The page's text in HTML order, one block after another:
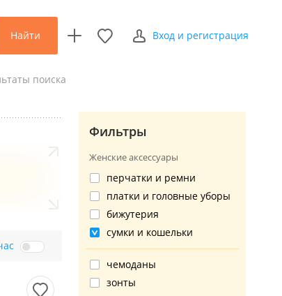
Найти Вход и регистрация
поиска
Фильтры
Женские аксессуары
перчатки и ремни
платки и головные уборы
бижутерия
сумки и кошельки
чемоданы
зонты